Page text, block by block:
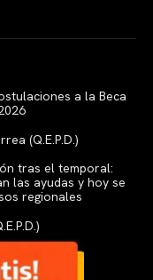
a la Beca
(Q.E.P.D.)
tras el temporal:
las ayudas y hoy se
regionales